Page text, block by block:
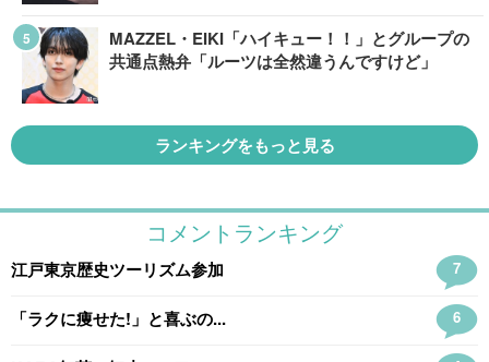
MAZZEL・EIKI「ハイキュー！！」とグループの
共通点熱弁「ルーツは全然違うんですけど」
ランキングをもっと見る